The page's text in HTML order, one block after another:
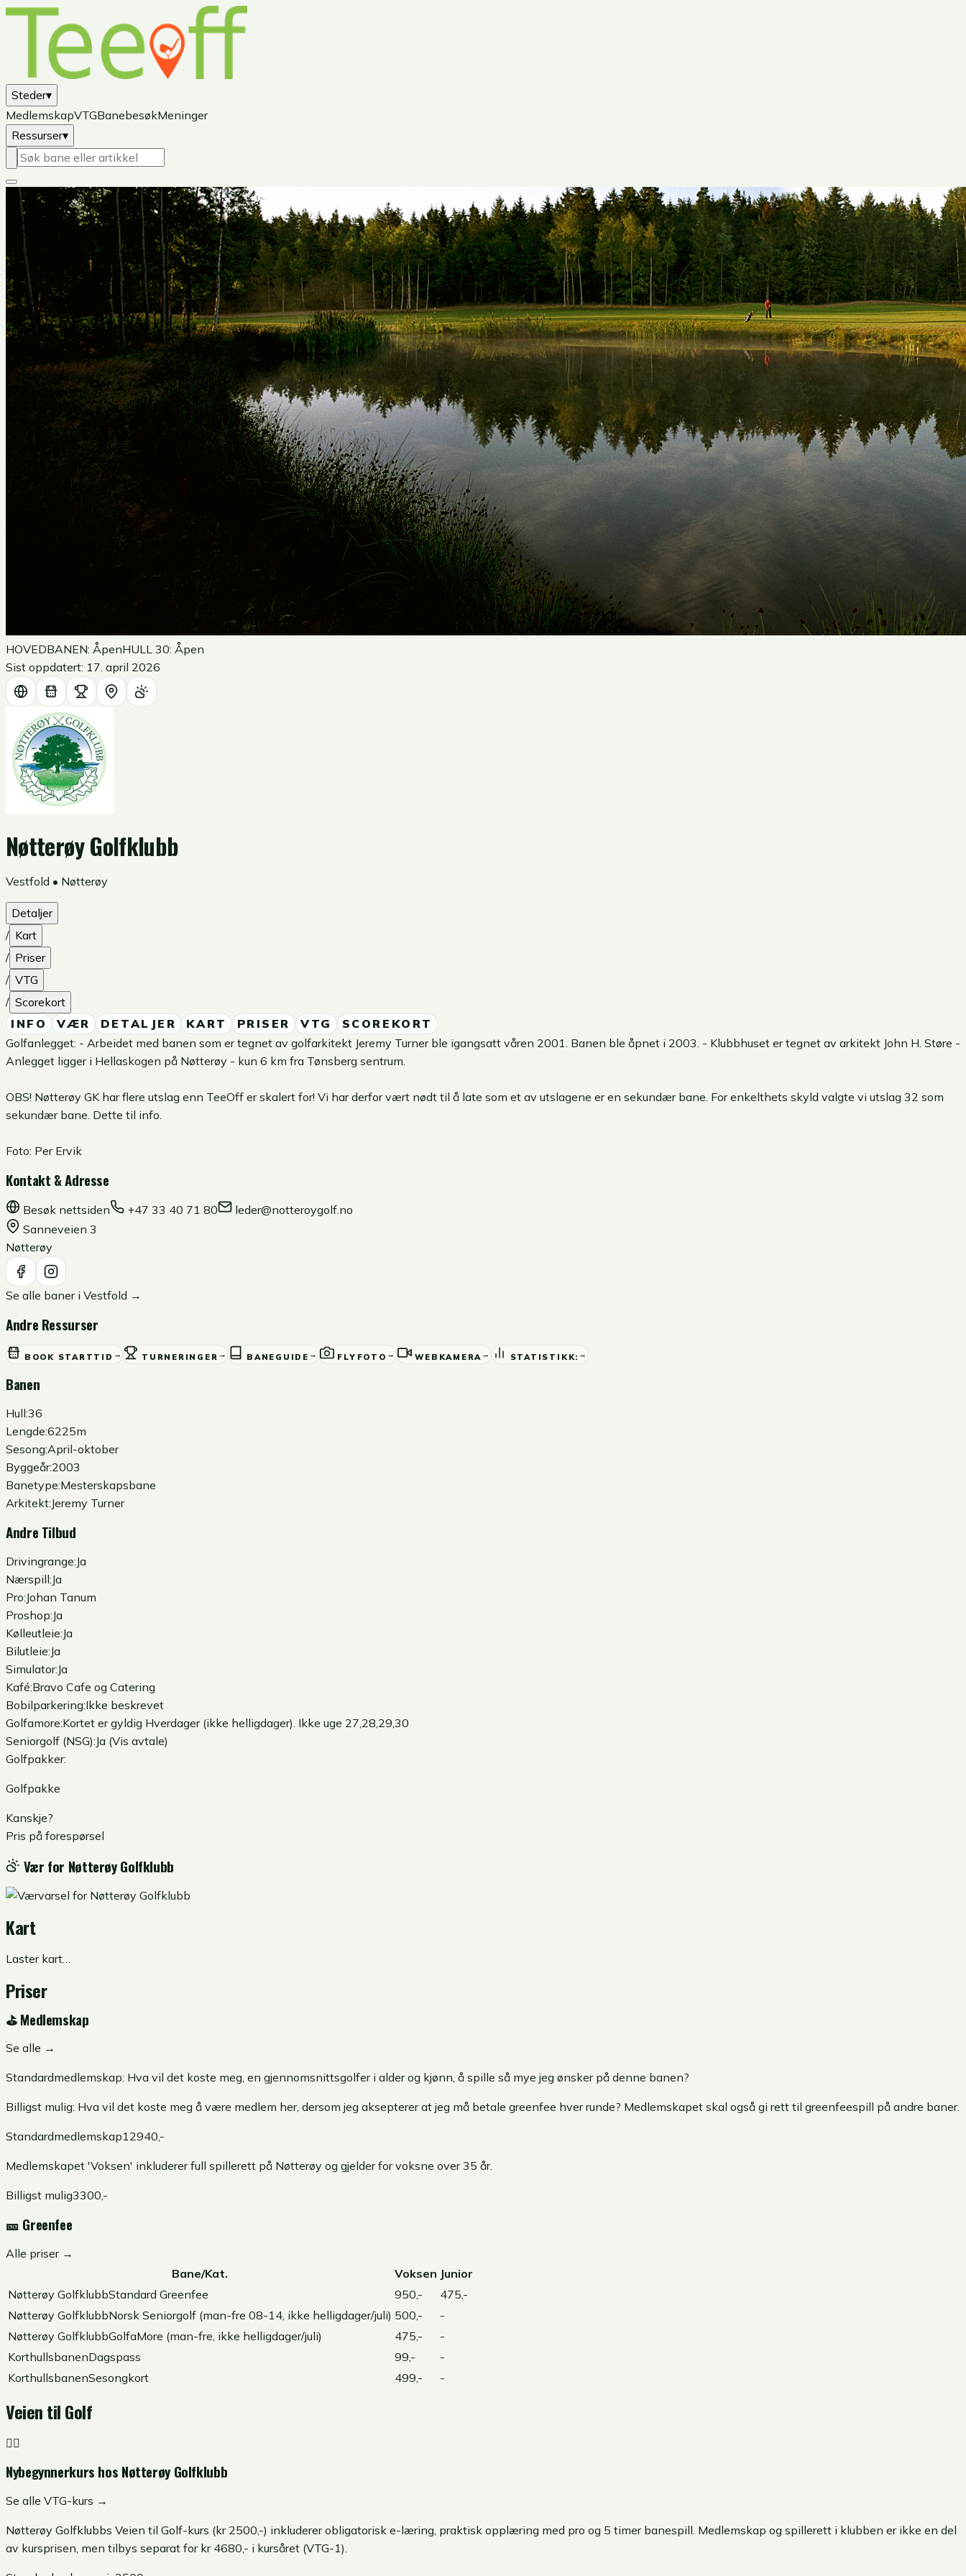
Steder▾
MedlemskapVTGBanebesøkMeninger
Ressurser▾
HOVEDBANEN: ÅpenHULL 30: Åpen
Sist oppdatert: 17. april 2026
Nøtterøy Golfklubb
Vestfold • Nøtterøy
Detaljer
/ Kart
/ Priser
/ VTG
/ Scorekort
INFO
VÆR DETALJER KART PRISER VTG
SCOREKORT
Golfanlegget: - Arbeidet med banen som er tegnet av golfarkitekt Jeremy Turner ble igangsatt våren 2001. Banen ble åpnet i 2003. - Klubbhuset er tegnet av arkitekt John H. Støre -
Anlegget ligger i Hellaskogen på Nøtterøy - kun 6 km fra Tønsberg sentrum.
OBS! Nøtterøy GK har flere utslag enn TeeOff er skalert for! Vi har derfor vært nødt til å late som et av utslagene er en sekundær bane. For enkelthets skyld valgte vi utslag 32 som
sekundær bane. Dette til info.
Foto: Per Ervik
Kontakt & Adresse
Besøk nettsiden +47 33 40 71 80
leder@notteroygolf.no
Sanneveien 3
Nøtterøy
Se alle baner i Vestfold →
Andre Ressurser
BOOK STARTTID → TURNERINGER → BANEGUIDE → FLYFOTO → WEBKAMERA → STATISTIKK: →
Banen
Hull:36
Lengde:6225m
Sesong:April-oktober
Byggeår:2003
Banetype:Mesterskapsbane
Arkitekt:Jeremy Turner
Andre Tilbud
Drivingrange:Ja
Nærspill:Ja
Pro:Johan Tanum
Proshop:Ja
Kølleutleie:Ja
Bilutleie:Ja
Simulator:Ja
Kafé:Bravo Cafe og Catering
Bobilparkering:Ikke beskrevet
Golfamore:Kortet er gyldig Hverdager (ikke helligdager). Ikke uge 27,28,29,30
Seniorgolf (NSG):Ja (Vis avtale)
Golfpakker:
Golfpakke
Kanskje?
Pris på forespørsel
Vær for Nøtterøy Golfklubb
Kart
Laster kart…
Priser
⛳Medlemskap
Se alle →
Standardmedlemskap: Hva vil det koste meg, en gjennomsnittsgolfer i alder og kjønn, å spille så mye jeg ønsker på denne banen?
Billigst mulig: Hva vil det koste meg å være medlem her, dersom jeg aksepterer at jeg må betale greenfee hver runde? Medlemskapet skal også gi rett til greenfeespill på andre baner.
Standardmedlemskap12940,-
Medlemskapet 'Voksen' inkluderer full spillerett på Nøtterøy og gjelder for voksne over 35 år.
Billigst mulig3300,-
🎫 Greenfee
Alle priser →
Bane/Kat.
Voksen Junior
Nøtterøy GolfklubbStandard Greenfee 950,-
475,-
Nøtterøy GolfklubbNorsk Seniorgolf (man-fre 08-14, ikke helligdager/juli) 500,-
-
Nøtterøy GolfklubbGolfaMore (man-fre, ikke helligdager/juli) 475,-
-
KorthullsbanenDagspass 99,-
-
KorthullsbanenSesongkort 499,- -
Veien til Golf
🏌️‍♂️
Nybegynnerkurs hos Nøtterøy Golfklubb
Se alle VTG-kurs →
Nøtterøy Golfklubbs Veien til Golf-kurs (kr 2500,-) inkluderer obligatorisk e-læring, praktisk opplæring med pro og 5 timer banespill. Medlemskap og spillerett i klubben er ikke en del
av kursprisen, men tilbys separat for kr 4680,- i kursåret (VTG-1).